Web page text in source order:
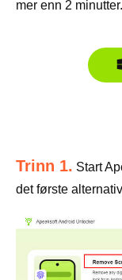
mer enn 2 minutter.
Trinn 1. Start
det første